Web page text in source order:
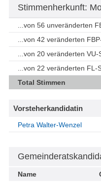
Stimmenherkunft:
...von 56 unveränderten
...von 42 veränderten
...von 20 veränderten
...von 22 veränderten FL-
Total Stimmen
Vorsteherkandidatin
Petra Walter-Wenzel
Name